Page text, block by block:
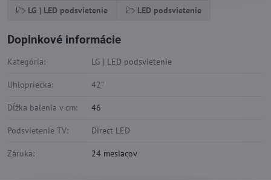
LG | LED podsvietenie LED podsvietenie
Doplnkové informácie
Kategória: LG | LED podsvietenie
Uhlopriečka: 42"
Dĺžka balenia v cm: 46
Podsvietenie TV: Direct LED
Záruka: 24 mesiacov